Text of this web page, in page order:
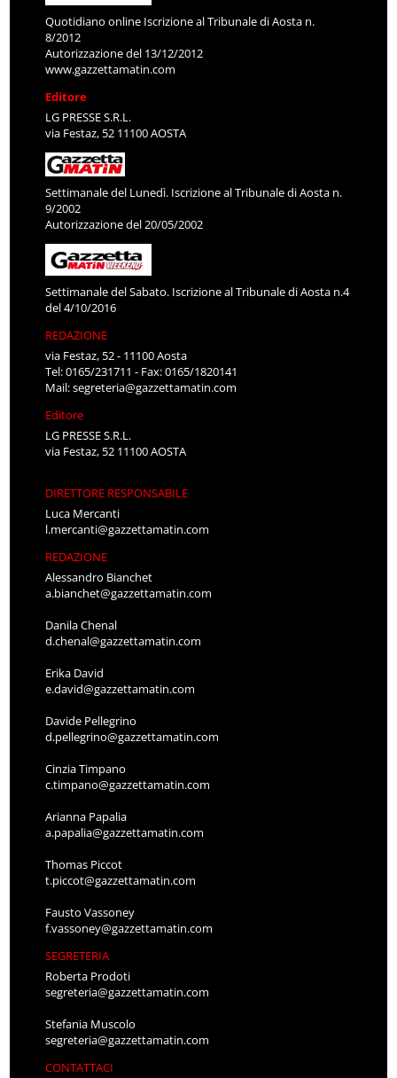
Quotidiano online Iscrizione al Tribunale di Aosta n.
8/2012
Autorizzazione del 13/12/2012
www.gazzettamatin.com
Editore
LG PRESSE S.R.L.
via Festaz, 52 11100 AOSTA
Settimanale del Lunedì. Iscrizione al Tribunale di Aosta n.
9/2002
Autorizzazione del 20/05/2002
Settimanale del Sabato. Iscrizione al Tribunale di Aosta n.4
del 4/10/2016
REDAZIONE
via Festaz, 52 - 11100 Aosta
Tel: 0165/231711 - Fax: 0165/1820141
Mail:segreteria@gazzettamatin.com
Editore
LG PRESSE S.R.L.
via Festaz, 52 11100 AOSTA
DIRETTORE RESPONSABILE
Luca Mercanti
l.mercanti@gazzettamatin.com
REDAZIONE
Alessandro Bianchet
a.bianchet@gazzettamatin.com
Danila Chenal
d.chenal@gazzettamatin.com
Erika David
e.david@gazzettamatin.com
Davide Pellegrino
d.pellegrino@gazzettamatin.com
Cinzia Timpano
c.timpano@gazzettamatin.com
Arianna Papalia
a.papalia@gazzettamatin.com
Thomas Piccot
t.piccot@gazzettamatin.com
Fausto Vassoney
f.vassoney@gazzettamatin.com
SEGRETERIA
Roberta Prodoti
segreteria@gazzettamatin.com
Stefania Muscolo
segreteria@gazzettamatin.com
CONTATTACI